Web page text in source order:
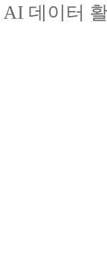
데이터